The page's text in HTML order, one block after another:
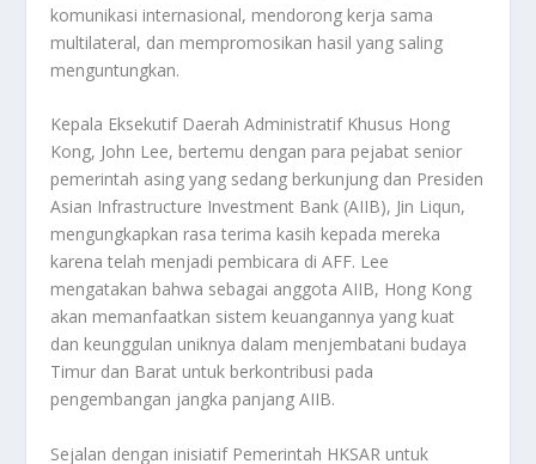
komunikasi internasional, mendorong kerja sama
multilateral, dan mempromosikan hasil yang saling
menguntungkan.
Kepala Eksekutif Daerah Administratif Khusus Hong
Kong, John Lee, bertemu dengan para pejabat senior
pemerintah asing yang sedang berkunjung dan Presiden
Asian Infrastructure Investment Bank (AIIB), Jin Liqun,
mengungkapkan rasa terima kasih kepada mereka
karena telah menjadi pembicara di AFF. Lee
mengatakan bahwa sebagai anggota AIIB, Hong Kong
akan memanfaatkan sistem keuangannya yang kuat
dan keunggulan uniknya dalam menjembatani budaya
Timur dan Barat untuk berkontribusi pada
pengembangan jangka panjang AIIB.
Sejalan dengan inisiatif Pemerintah HKSAR untuk